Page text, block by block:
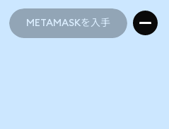
METAMASKを入手